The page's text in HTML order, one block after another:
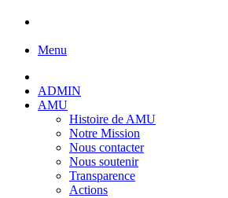
Menu
ADMIN
AMU
Histoire de AMU
Notre Mission
Nous contacter
Nous soutenir
Transparence
Actions